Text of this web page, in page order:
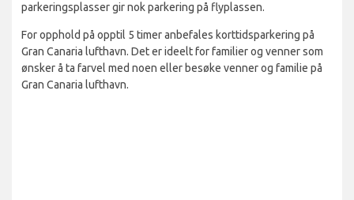
parkeringsplasser gir nok parkering på flyplassen.
For opphold på opptil 5 timer anbefales korttidsparkering på
Gran Canaria lufthavn. Det er ideelt for familier og venner som
ønsker å ta farvel med noen eller besøke venner og familie på
Gran Canaria lufthavn.